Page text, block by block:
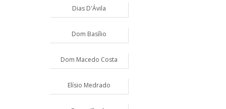
Dias D'Ávila
Dom Basílio
Dom Macedo Costa
Elísio Medrado